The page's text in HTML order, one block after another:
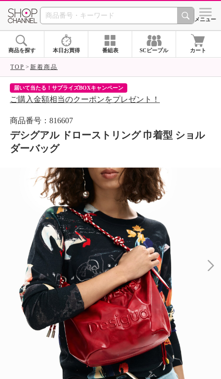
SHOP CHANNEL シメニュー
商品を探す 本日お買得 番組表 SCピープル カート
TOP 新着商品
届いて当たる！サプライズBOXキャンペーン
ご購入金額相当のクーポンをプレゼント！
商品番号：816607
デシグアル ドローストリング 巾着型 ショル
ダーバッグ